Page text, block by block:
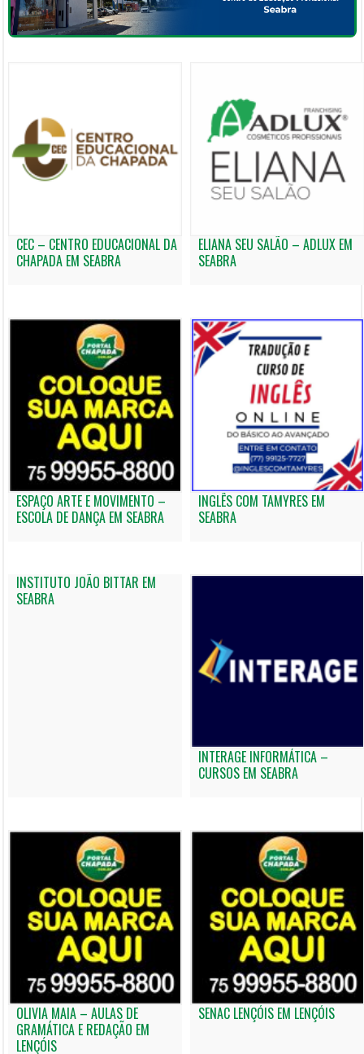
CEC – CENTRO EDUCACIONAL DA
CHAPADA EM SEABRA
ELIANA SEU SALÃO – ADLUX EM
SEABRA
ESPAÇO ARTE E MOVIMENTO –
ESCOLA DE DANÇA EM SEABRA
INGLÊS COM TAMYRES EM
SEABRA
INSTITUTO JOÃO BITTAR EM
SEABRA
INTERAGE INFORMÁTICA –
CURSOS EM SEABRA
OLIVIA MAIA – AULAS DE
GRAMÁTICA E REDAÇÃO EM
LENÇÓIS
SENAC LENÇÓIS EM LENÇÓIS